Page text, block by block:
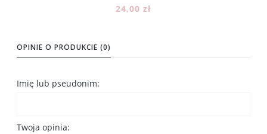
24,00 zł
OPINIE O PRODUKCIE (0)
Imię lub pseudonim:
Twoja opinia: